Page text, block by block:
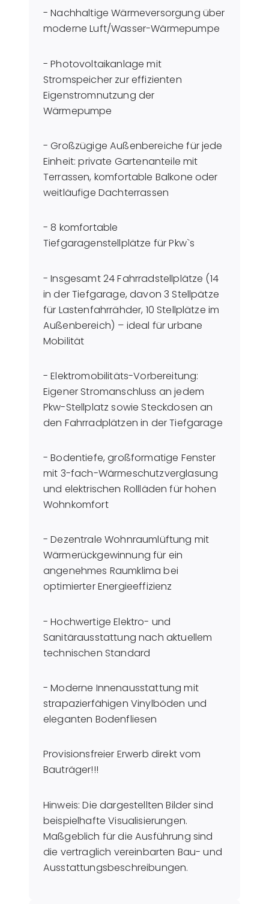
- Nachhaltige Wärmeversorgung über
moderne Luft/Wasser-Wärmepumpe
- Photovoltaikanlage mit
Stromspeicher zur effizienten
Eigenstromnutzung der
Wärmepumpe
- Großzügige Außenbereiche für jede
Einheit: private Gartenanteile mit
Terrassen, komfortable Balkone oder
weitläufige Dachterrassen
- 8 komfortable
Tiefgaragenstellplätze für Pkw`s
- Insgesamt 24 Fahrradstellplätze (14
in der Tiefgarage, davon 3 Stellpätze
für Lastenfahrrähder, 10 Stellplätze im
Außenbereich) – ideal für urbane
Mobilität
- Elektromobilitäts-Vorbereitung:
Eigener Stromanschluss an jedem
Pkw-Stellplatz sowie Steckdosen an
den Fahrradplätzen in der Tiefgarage
- Bodentiefe, großformatige Fenster
mit 3-fach-Wärmeschutzverglasung
und elektrischen Rollläden für hohen
Wohnkomfort
- Dezentrale Wohnraumlüftung mit
Wärmerückgewinnung für ein
angenehmes Raumklima bei
optimierter Energieeffizienz
- Hochwertige Elektro- und
Sanitärausstattung nach aktuellem
technischen Standard
- Moderne Innenausstattung mit
strapazierfähigen Vinylböden und
eleganten Bodenfliesen
Provisionsfreier Erwerb direkt vom
Bauträger!!!
Hinweis: Die dargestellten Bilder sind
beispielhafte Visualisierungen.
Maßgeblich für die Ausführung sind
die vertraglich vereinbarten Bau- und
Ausstattungsbeschreibungen.